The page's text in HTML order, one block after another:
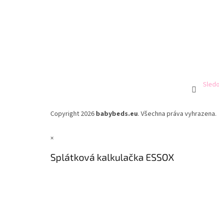
Copyright 2026 babybeds.eu. Všechna práva vyhrazena.
×
Splátková kalkulačka ESSOX